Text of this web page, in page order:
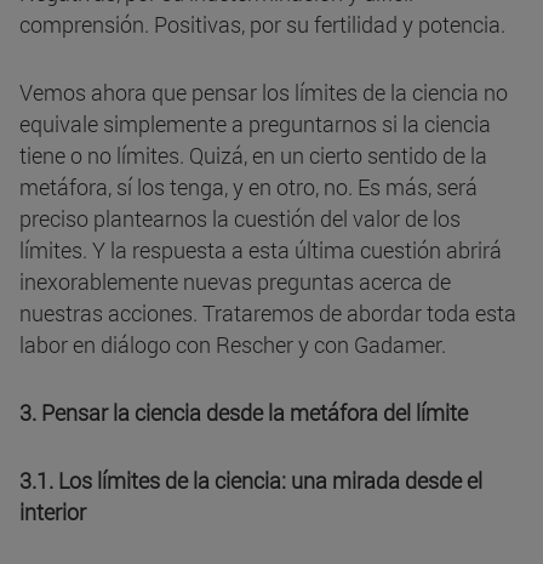
comprensión. Positivas, por su fertilidad y potencia.
Vemos ahora que pensar los límites de la ciencia no
equivale simplemente a preguntarnos si la ciencia
tiene o no límites. Quizá, en un cierto sentido de la
metáfora, sí los tenga, y en otro, no. Es más, será
preciso plantearnos la cuestión del valor de los
límites. Y la respuesta a esta última cuestión abrirá
inexorablemente nuevas preguntas acerca de
nuestras acciones. Trataremos de abordar toda esta
labor en diálogo con Rescher y con Gadamer.
3. Pensar la ciencia desde la metáfora del límite
3.1. Los límites de la ciencia: una mirada desde el
interior